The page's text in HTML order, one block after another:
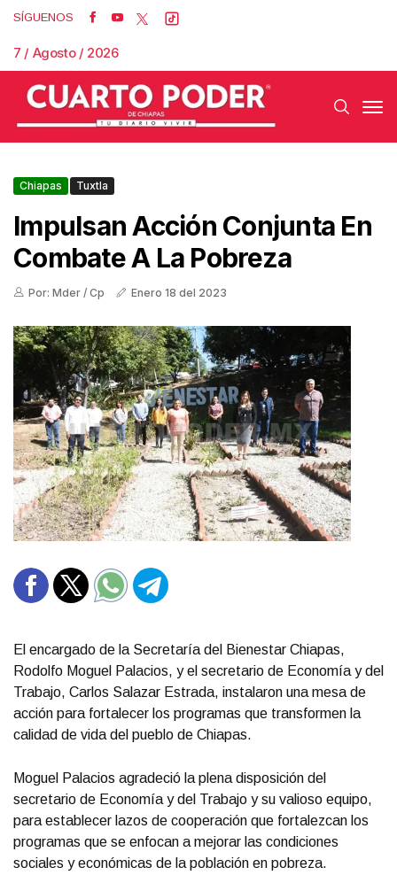
SÍGUENOS
7 / Agosto / 2026
Chiapas Tuxtla
Impulsan Acción Conjunta En
Combate A La Pobreza
Por: Mder / Cp Enero 18 del 2023
El encargado de la Secretaría del Bienestar Chiapas,
Rodolfo Moguel Palacios, y el secretario de Economía y del
Trabajo, Carlos Salazar Estrada, instalaron una mesa de
acción para fortalecer los programas que transformen la
calidad de vida del pueblo de Chiapas.
Moguel Palacios agradeció la plena disposición del
secretario de Economía y del Trabajo y su valioso equipo,
para establecer lazos de cooperación que fortalezcan los
programas que se enfocan a mejorar las condiciones
sociales y económicas de la población en pobreza.